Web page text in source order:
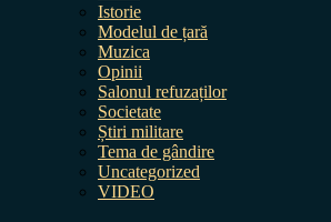
Istorie
Modelul de țară
Muzica
Opinii
Salonul refuzaților
Societate
Știri militare
Tema de gândire
Uncategorized
VIDEO